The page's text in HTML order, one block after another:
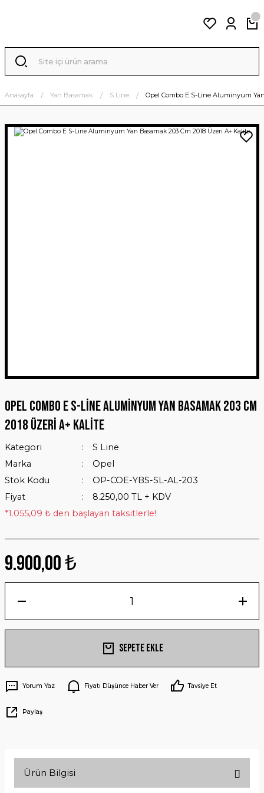
Anasayfa Yan Basamak S Line Opel Combo E S-Line Aluminyum
Opel Combo E S-Line Aluminyum Yan Basamak 203 Cm
2018 Üzeri A+ Kalite
Kategori
S Line
Marka
Opel
Stok Kodu
OP-COE-YBS-SL-AL-203
Fiyat
8.250,00 TL + KDV
*1.055,09 ₺ den başlayan taksitlerle!
9.900,00 ₺
Sepete Ekle
Yorum Yaz Fiyatı Düşünce Haber Ver Tavsiye Et
Paylaş
Ürün Bilgisi